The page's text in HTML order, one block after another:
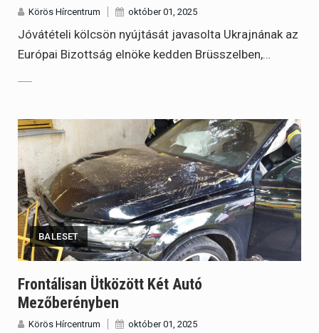
Körös Hírcentrum október 01, 2025
Jóvátételi kölcsön nyújtását javasolta Ukrajnának az
Európai Bizottság elnöke kedden Brüsszelben,…
BALESET
Frontálisan Ütközött Két Autó
Mezőberényben
Körös Hírcentrum október 01, 2025